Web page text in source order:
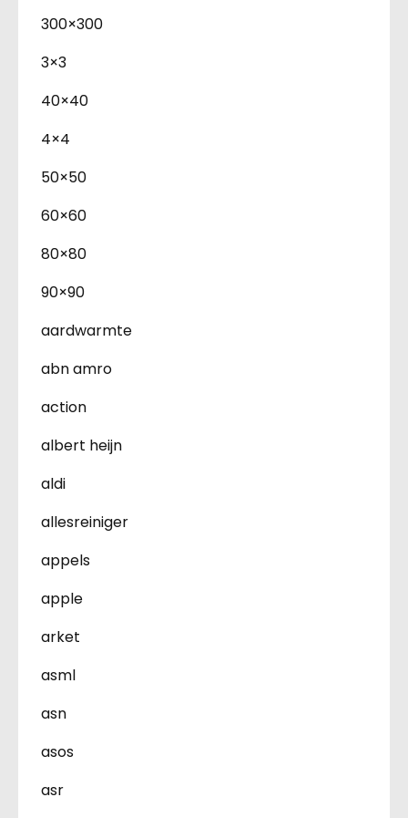
300×300
3×3
40×40
4×4
50×50
60×60
80×80
90×90
aardwarmte
abn amro
action
albert heijn
aldi
allesreiniger
appels
apple
arket
asml
asn
asos
asr